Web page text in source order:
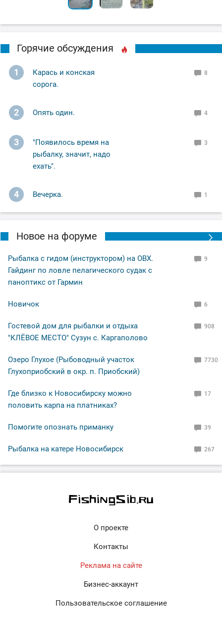
Горячие обсуждения
1
Карась и конская
сорога.
8
2 Опять один. 4
3
"Появилось время на
рыбалку, значит, надо
ехать".
3
4 Вечерка. 1
Новое на форуме
Рыбалка с гидом (инструктором) на ОВХ.
Гайдинг по ловле пелагического судак с
паноптикс от Гармин
9
Новичок 6
Гостевой дом для рыбалки и отдыха
"КЛЁВОЕ МЕСТО" Сузун с. Каргаполово
908
Озеро Глухое (Рыбоводный участок
Глухоприобский в окр. п. Приобский)
7730
Где близко к Новосибирску можно
половить карпа на платниках?
17
Помогите опознать приманку 39
Рыбалка на катере Новосибирск 267
О проекте
Контакты
Реклама на сайте
Бизнес-аккаунт
Пользовательское соглашение